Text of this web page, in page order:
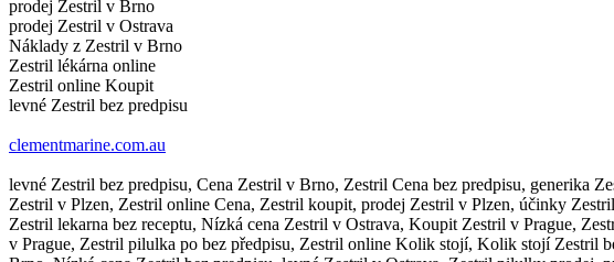
prodej Zestril v Brno
prodej Zestril v Ostrava
Náklady z Zestril v Brno
Zestril lékárna online
Zestril online Koupit
levné Zestril bez predpisu
clementmarine.com.au
levné Zestril bez predpisu, Cena Zestril v Brno, Zestril Cena bez predpisu, generika
Zestril v Plzen, Zestril online Cena, Zestril koupit, prodej Zestril v Plzen, účinky
Zestril lekarna bez receptu, Nízká cena Zestril v Ostrava, Koupit Zestril v Prague,
v Prague, Zestril pilulka po bez předpisu, Zestril online Kolik stojí, Kolik stojí Zestril